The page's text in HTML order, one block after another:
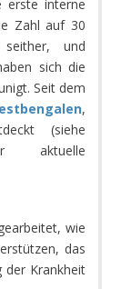
erste interne
Zahl auf 30
und
sich die
Seit dem
,
(siehe
wie
das
der Krankheit